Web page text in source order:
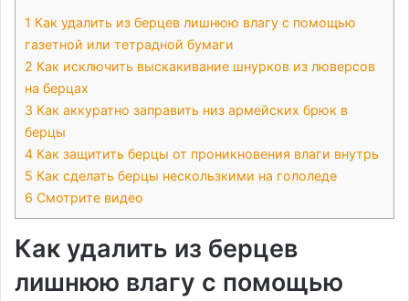
1 Как удалить из берцев лишнюю влагу с помощью
газетной или тетрадной бумаги
2 Как исключить выскакивание шнурков из люверсов
на берцах
3 Как аккуратно заправить низ армейских брюк в
берцы
4 Как защитить берцы от проникновения влаги внутрь
5 Как сделать берцы нескользкими на гололеде
6 Смотрите видео
Как удалить из берцев
лишнюю влагу с помощью